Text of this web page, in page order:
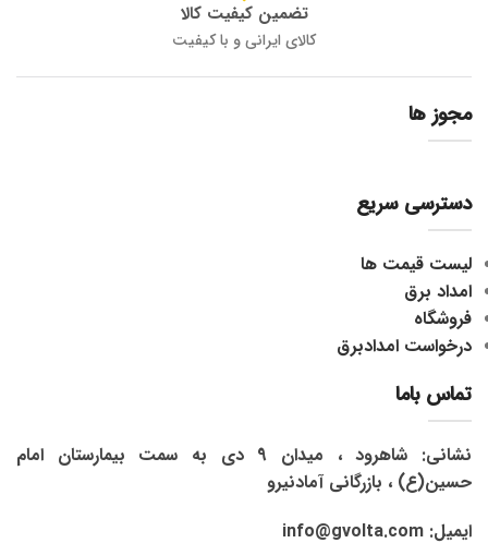
تضمین کیفیت کالا
کالای ایرانی و با کیفیت
مجوز ها
دسترسی سریع
لیست قیمت ها
امداد برق
فروشگاه
درخواست امدادبرق
تماس باما
نشانی: شاهرود ، میدان 9 دی به سمت بیمارستان امام
حسین(ع) ، بازرگانی آمادنیرو
ایمیل: info@gvolta.com